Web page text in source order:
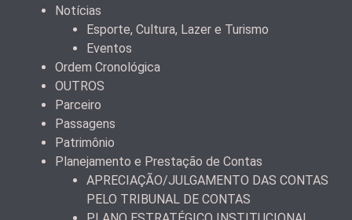
Notícias
Esporte, Cultura, Lazer e Turismo
Eventos
Ordem Cronológica
OUTROS
Parceiro
Passagens
Patrimônio
Planejamento e Prestação de Contas
APRECIAÇÃO/JULGAMENTO DAS CONTAS
PELO TRIBUNAL DE CONTAS